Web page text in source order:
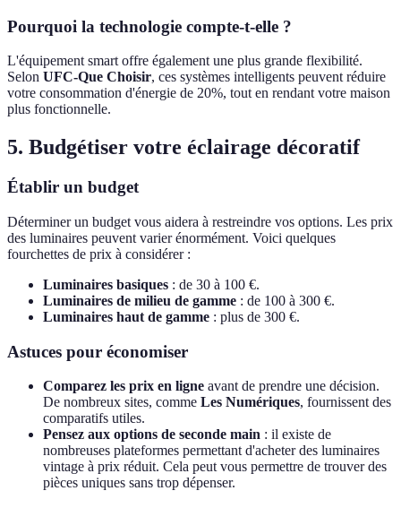
Pourquoi la technologie compte-t-elle ?
L'équipement smart offre également une plus grande flexibilité.
Selon UFC-Que Choisir, ces systèmes intelligents peuvent réduire
votre consommation d'énergie de 20%, tout en rendant votre maison
plus fonctionnelle.
5. Budgétiser votre éclairage décoratif
Établir un budget
Déterminer un budget vous aidera à restreindre vos options. Les prix
des luminaires peuvent varier énormément. Voici quelques
fourchettes de prix à considérer :
Luminaires basiques : de 30 à 100 €.
Luminaires de milieu de gamme : de 100 à 300 €.
Luminaires haut de gamme : plus de 300 €.
Astuces pour économiser
Comparez les prix en ligne avant de prendre une décision.
De nombreux sites, comme Les Numériques, fournissent des
comparatifs utiles.
Pensez aux options de seconde main : il existe de
nombreuses plateformes permettant d'acheter des luminaires
vintage à prix réduit. Cela peut vous permettre de trouver des
pièces uniques sans trop dépenser.